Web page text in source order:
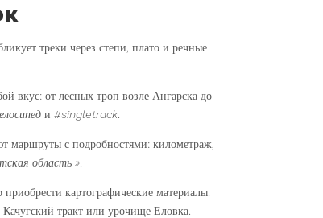
треки через степи, плато и речные
вкус: от лесных троп возле Ангарска до
и#singletrack.
маршруты с подробностями: километраж,
область »
картографические материалы.
тракт или урочище Еловка.